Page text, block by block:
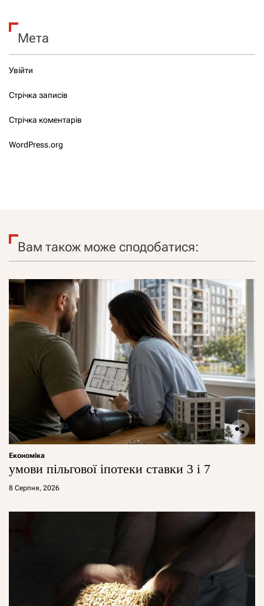
Мета
Увійти
Стрічка записів
Стрічка коментарів
WordPress.org
Вам також може сподобатися:
Економіка
умови пільгової іпотеки ставки 3 і 7
8 Серпня, 2026